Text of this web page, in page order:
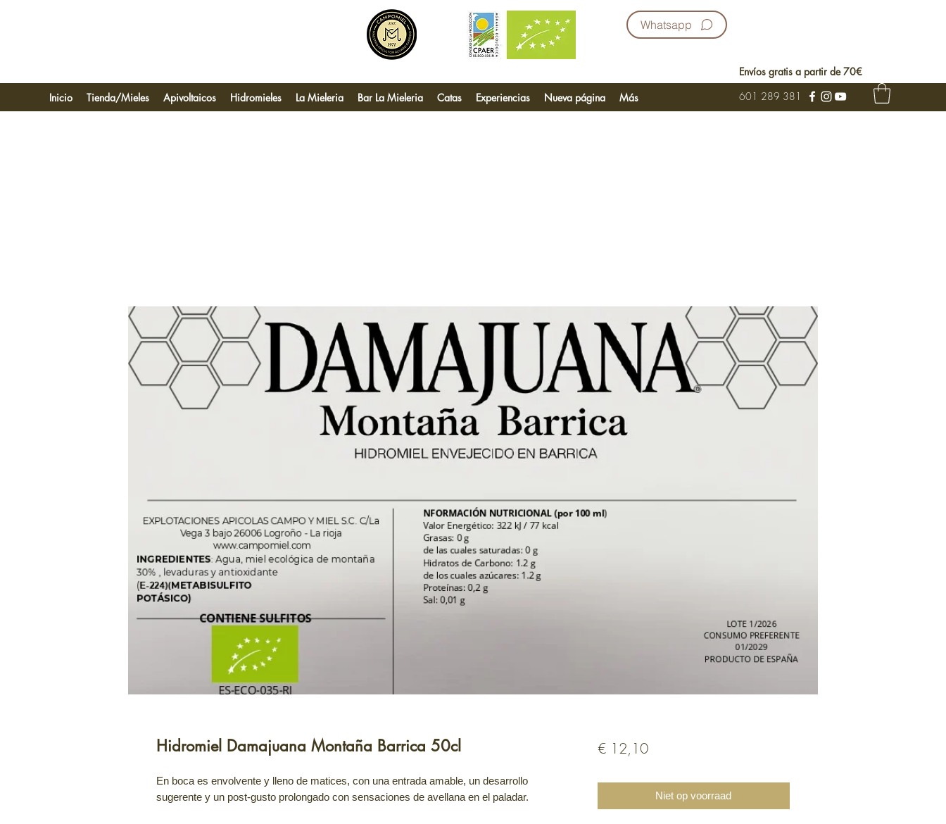
Inicio Tienda/Mieles Apivoltaicos Hidromieles La Mieleria Bar La Mieleria Catas Experiencias Nueva página Más
Envíos gratis a partir de 70€
601 289 381
Whatsapp
Hidromiel Damajuana Montaña Barrica 50cl
En boca es envolvente y lleno de matices, con una entrada amable, un desarrollo
sugerente y un post-gusto prolongado con sensaciones de avellana en el paladar.
€ 12,10Prijs
Niet op voorraad